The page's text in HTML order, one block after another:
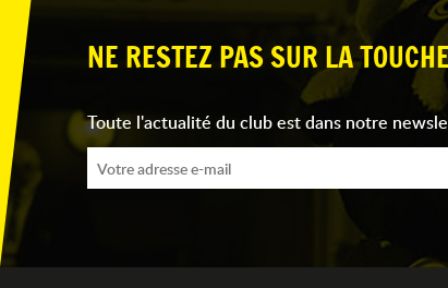
NE RESTEZ PAS SUR LA
Toute l'actualité du club est dans notre